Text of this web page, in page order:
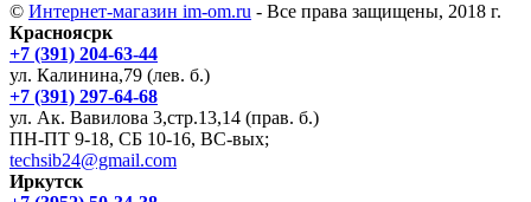
© Интернет-магазин im-om.ru - Все права защищены, 2018 г.
Красноясрк
+7 (391) 204-63-44
ул. Калинина,79 (лев. б.)
+7 (391) 297-64-68
ул. Ак. Вавилова 3,стр.13,14 (прав. б.)
ПН-ПТ 9-18, СБ 10-16, ВС-вых;
techsib24@gmail.com
Иркутск